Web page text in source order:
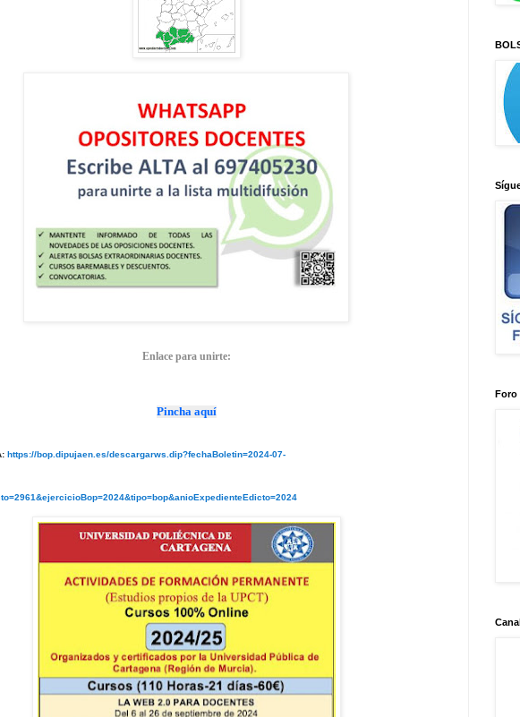
Enlace para unirte:
Pincha aquí
https://bop.dipujaen.es/descargarws.dip?fechaBoletin=2024-07-
Foro